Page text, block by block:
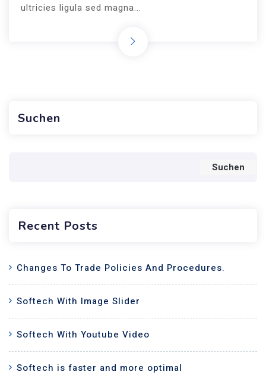
ultricies ligula sed magna...
Suchen
Suchen
Recent Posts
Changes To Trade Policies And Procedures.
Softech With Image Slider
Softech With Youtube Video
Softech is faster and more optimal